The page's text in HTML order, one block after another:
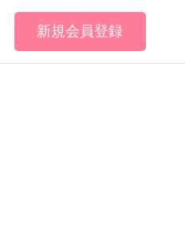
新規会員登録